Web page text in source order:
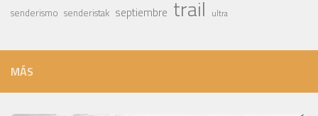
senderismo senderistak septiembre trail ultra
MÁS